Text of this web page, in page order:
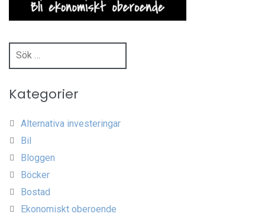
Sök
Kategorier
Alternativa investeringar
Bil
Bloggen
Böcker
Bostad
Ekonomiskt oberoende